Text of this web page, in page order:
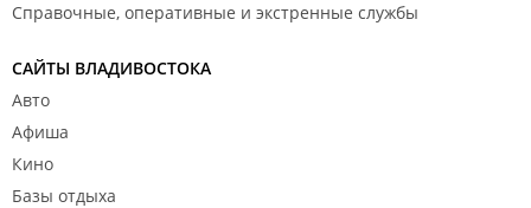
Справочные, оперативные и экстренные службы
САЙТЫ ВЛАДИВОСТОКА
Авто
Афиша
Кино
Базы отдыха